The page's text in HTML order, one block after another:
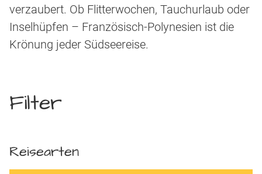
verzaubert. Ob Flitterwochen, Tauchurlaub oder
Inselhüpfen – Französisch-Polynesien ist die
Krönung jeder Südseereise.
Filter
Reisearten